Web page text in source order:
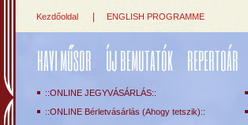
Kezdőoldal ENGLISH PROGRAMME
HAVI MŰSOR ÚJ BEMUTATÓK REPERTOÁR
::ONLINE JEGYVÁSÁRLÁS::
::ONLINE Bérletvásárlás (Ahogy tetszik)::